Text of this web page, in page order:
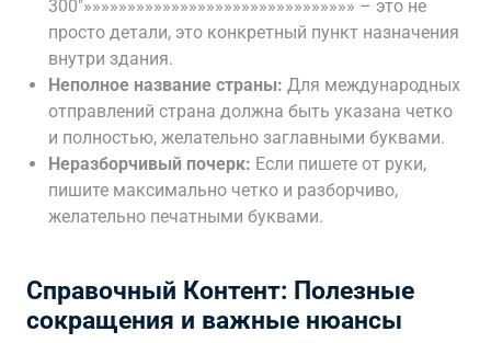
300″»»»»»»»»»»»»»»»»»»»»»»»»»»»»»»» – это не
просто детали, это конкретный пункт назначения
внутри здания.
Неполное название страны: Для международных
отправлений страна должна быть указана четко
и полностью, желательно заглавными буквами.
Неразборчивый почерк: Если пишете от руки,
пишите максимально четко и разборчиво,
желательно печатными буквами.
Справочный Контент: Полезные
сокращения и важные нюансы